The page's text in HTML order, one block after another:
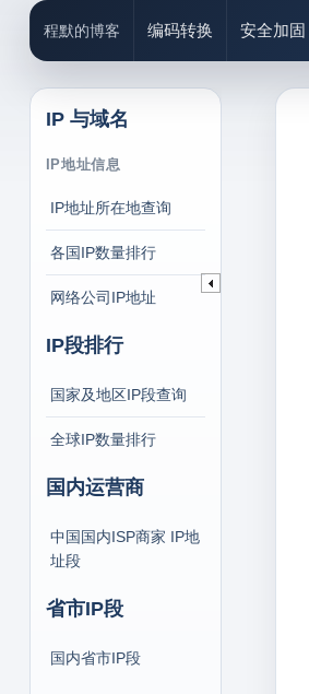
程默的博客 编码转换 安全加固
IP 与域名
IP地址信息
IP地址所在地查询
各国IP数量排行
网络公司IP地址
IP段排行
国家及地区IP段查询
全球IP数量排行
国内运营商
中国国内ISP商家 IP地
址段
省市IP段
国内省市IP段